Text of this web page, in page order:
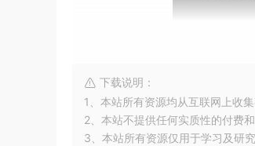
下载说明：
1、本站所有资源均从互联网上收
2、本站不提供任何实质性的付费
3、本站所有资源仅用于学习及研